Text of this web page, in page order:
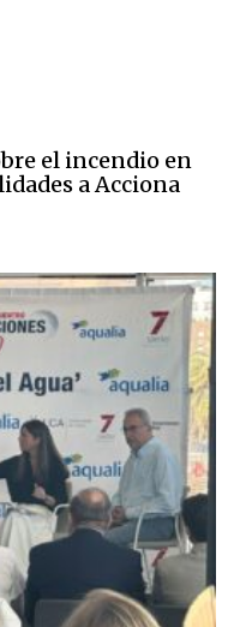
el incendio en
a Acciona